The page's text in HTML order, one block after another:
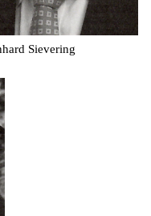
Sievering